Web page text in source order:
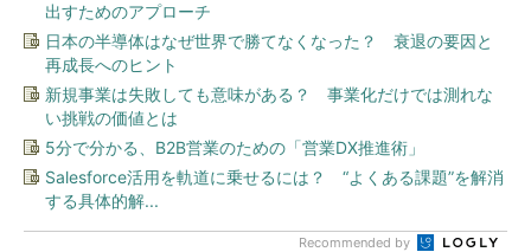
出すためのアプローチ
日本の半導体はなぜ世界で勝てなくなった？ 衰退の要因と
再成長へのヒント
新規事業は失敗しても意味がある？ 事業化だけでは測れな
い挑戦の価値とは
5分で分かる、B2B営業のための「営業DX推進術」
Salesforce活用を軌道に乗せるには？ “よくある課題”を解消
する具体的解...
Recommended by